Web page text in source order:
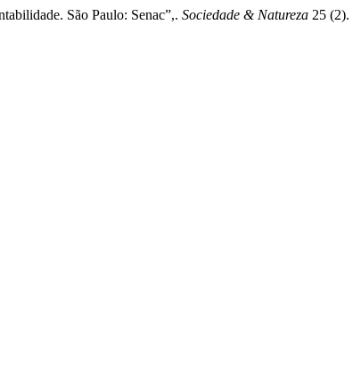
São Paulo: Senac”,. Sociedade & Natureza 25 (2).